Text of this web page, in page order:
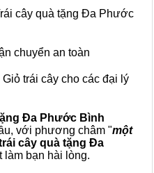
cây quà tặng Đa Phước
chuyển an toàn
trái cây cho các đại lý
Đa Phước Bình
với phương châm "một
cây quà tặng Đa
làm bạn hài lòng.